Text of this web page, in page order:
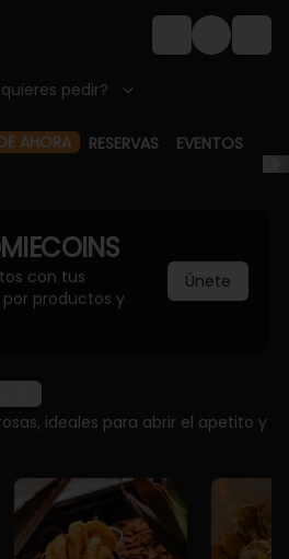
Login
pedir?
AHORA
RESERVAS EVENTOS
con tus
productos y
Únete
ideales para abrir el apetito y